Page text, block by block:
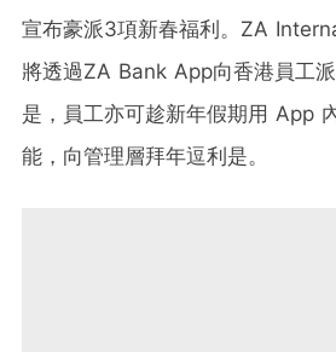
宣布豪派3項新春福利。ZA
將透過ZA Bank App向香港員工
是，員工亦可趁新年假期用 App
能，向管理層拜年逗利是。